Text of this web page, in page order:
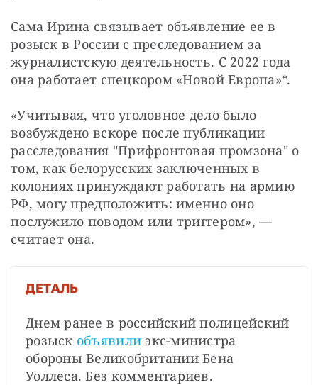
Сама Ирина связывает объявление ее в
розыск в России с преследованием за
журналистскую деятельность. С 2022 года
она работает спецкором «Новой Европа»*.
«Учитывая, что уголовное дело было
возбуждено вскоре после публикации
расследования "Прифронтовая промзона" о
том, как белорусских заключенных в
колониях принуждают работать на армию
РФ, могу предположить: именно оно
послужило поводом или триггером», —
считает она.
ДЕТАЛЬ
Днем ранее в российский полицейский
розыск объявили экс-министра
обороны Великобритании Бена
Уоллеса. Без комментариев.